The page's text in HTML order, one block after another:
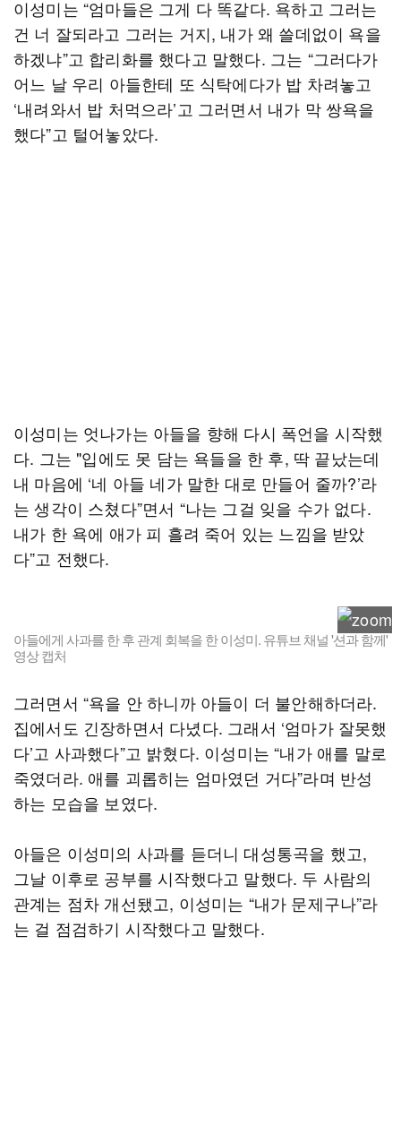
이성미는 “엄마들은 그게 다 똑같다. 욕하고 그러는
건 너 잘되라고 그러는 거지, 내가 왜 쓸데없이 욕을
하겠냐”고 합리화를 했다고 말했다. 그는 “그러다가
어느 날 우리 아들한테 또 식탁에다가 밥 차려놓고
‘내려와서 밥 처먹으라’고 그러면서 내가 막 쌍욕을
했다”고 털어놓았다.
이성미는 엇나가는 아들을 향해 다시 폭언을 시작했
다. 그는 "입에도 못 담는 욕들을 한 후, 딱 끝났는데
내 마음에 ‘네 아들 네가 말한 대로 만들어 줄까?’라
는 생각이 스쳤다”면서 “나는 그걸 잊을 수가 없다.
내가 한 욕에 애가 피 흘려 죽어 있는 느낌을 받았
다”고 전했다.
아들에게 사과를 한 후 관계 회복을 한 이성미. 유튜브 채널 '션과 함께'
영상 캡처
그러면서 “욕을 안 하니까 아들이 더 불안해하더라.
집에서도 긴장하면서 다녔다. 그래서 ‘엄마가 잘못했
다’고 사과했다”고 밝혔다. 이성미는 “내가 애를 말로
죽였더라. 애를 괴롭히는 엄마였던 거다”라며 반성
하는 모습을 보였다.
아들은 이성미의 사과를 듣더니 대성통곡을 했고,
그날 이후로 공부를 시작했다고 말했다. 두 사람의
관계는 점차 개선됐고, 이성미는 “내가 문제구나”라
는 걸 점검하기 시작했다고 말했다.